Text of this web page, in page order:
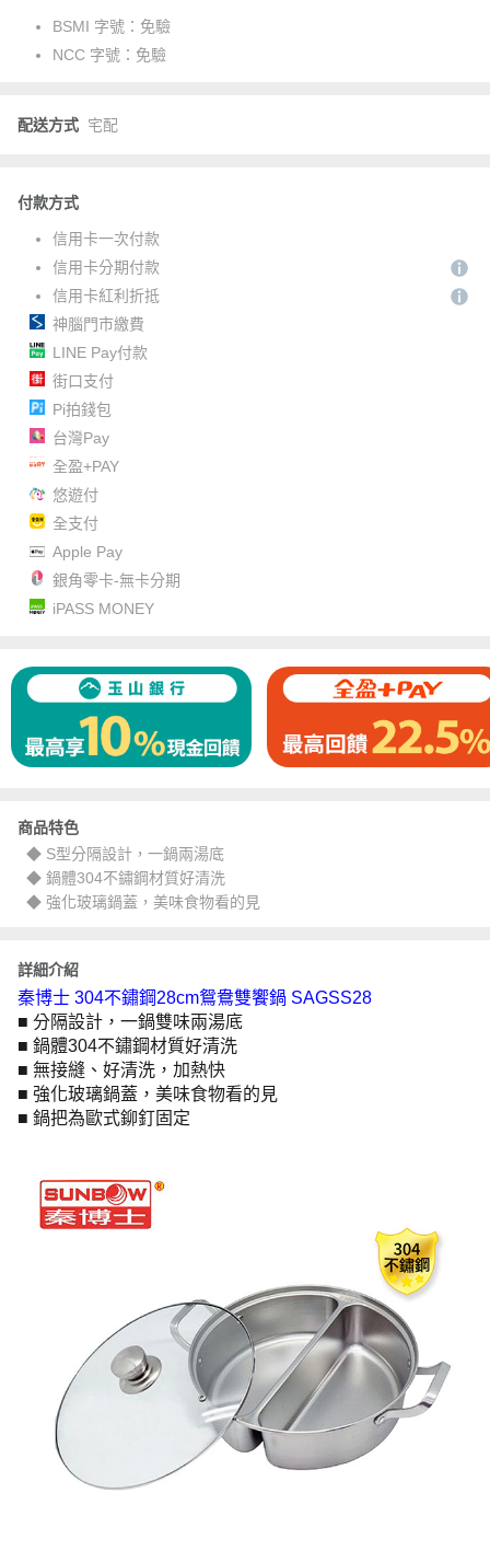
BSMI 字號： 免驗
NCC 字號： 免驗
配送方式 宅配
付款方式
信用卡一次付款
信用卡分期付款
信用卡紅利折抵
神腦門市繳費
LINE Pay付款
街口支付
Pi拍錢包
台灣Pay
全盈+PAY
悠遊付
全支付
Apple Pay
銀角零卡-無卡分期
iPASS MONEY
商品特色
◆ S型分隔設計，一鍋兩湯底
◆ 鍋體304不鏽鋼材質好清洗
◆ 強化玻璃鍋蓋，美味食物看的見
詳細介紹
秦博士 304不鏽鋼28cm鴛鴦雙饗鍋 SAGSS28
■ 分隔設計，一鍋雙味兩湯底
■ 鍋體304不鏽鋼材質好清洗
■ 無接縫、好清洗，加熱快
■ 強化玻璃鍋蓋，美味食物看的見
■ 鍋把為歐式鉚釘固定